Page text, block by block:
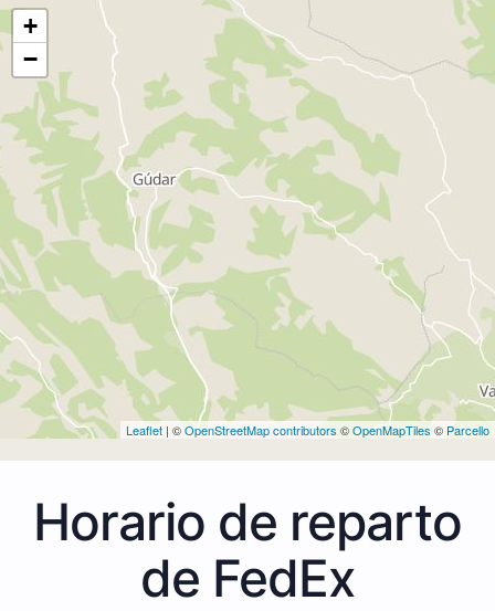
+
−
Leaflet | ©OpenStreetMap contributors ©OpenMapTiles © Parcello
Horario de reparto
de FedEx